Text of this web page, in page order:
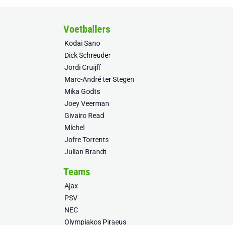
Voetballers
Kodai Sano
Dick Schreuder
Jordi Cruijff
Marc-André ter Stegen
Mika Godts
Joey Veerman
Givairo Read
Míchel
Jofre Torrents
Julian Brandt
Teams
Ajax
PSV
NEC
Olympiakos Piraeus